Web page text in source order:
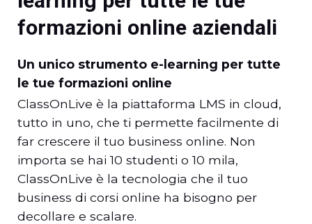
formazioni online aziendali
Un unico strumento e-learning per tutte
le tue formazioni online
ClassOnLive è la piattaforma LMS in cloud,
tutto in uno, che ti permette facilmente di
far crescere il tuo business online. Non
importa se hai 10 studenti o 10 mila,
ClassOnLive è la tecnologia che il tuo
business di corsi online ha bisogno per
decollare e scalare.